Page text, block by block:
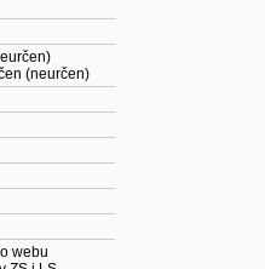
(neurčen)
webu